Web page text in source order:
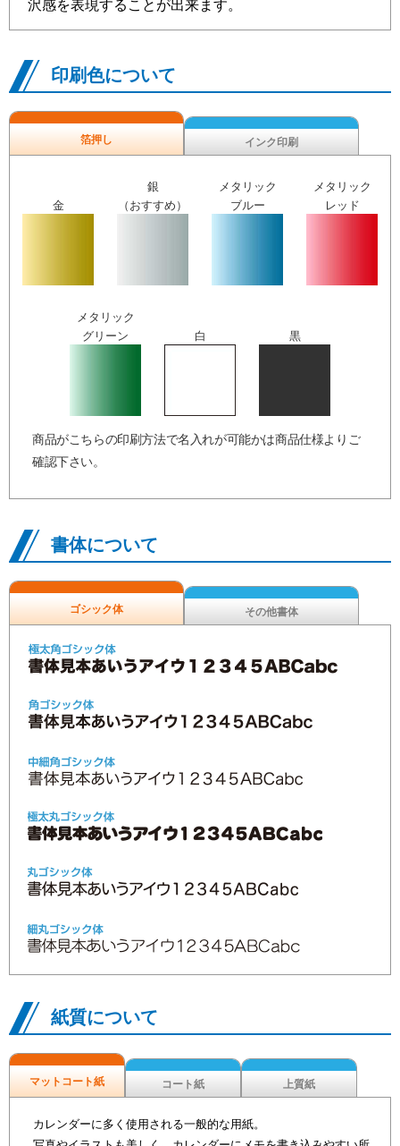
沢感を表現することが出来ます。
印刷色について
箔押し インク印刷
金
銀
（おすすめ）
メタリック
ブルー
メタリック
レッド
メタリック
グリーン
白 黒
商品がこちらの印刷方法で名入れが可能かは商品仕様よりご
確認下さい。
書体について
ゴシック体 その他書体
紙質について
マットコート紙 コート紙 上質紙
カレンダーに多く使用される一般的な用紙。